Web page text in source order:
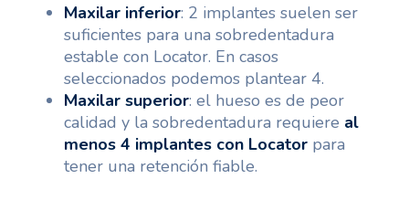
Maxilar inferior: 2 implantes suelen ser
suficientes para una sobredentadura
estable con Locator. En casos
seleccionados podemos plantear 4.
Maxilar superior: el hueso es de peor
calidad y la sobredentadura requiere al
menos 4 implantes con Locator para
tener una retención fiable.